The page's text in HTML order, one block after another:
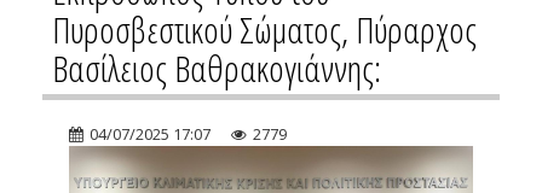
Πυροσβεστικού Σώματος, Πύραρχος
Βασίλειος Βαθρακογιάννης:
04/07/2025 17:07 2779